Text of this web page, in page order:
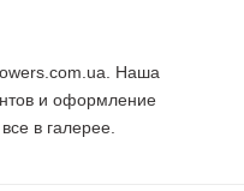
Наша
и оформление
в галерее.